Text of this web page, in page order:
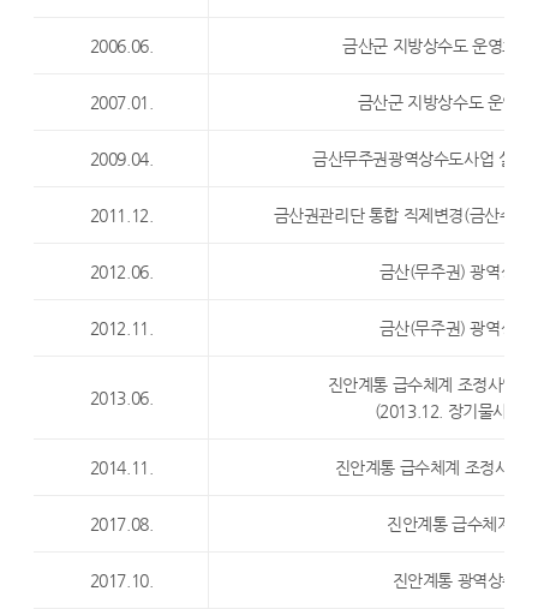
2006.06. 금산군 지방상수도 운영효
2007.01. 금산군 지방상수도 운영
2009.04. 금산무주권광역상수도사업 실시
2011.12. 금산권관리단 통합 직제변경(금산수
2012.06. 금산(무주권) 광역상수
2012.11. 금산(무주권) 광역상수
2013.06.
진안계통 급수체계 조정사업
(2013.12. 장기물사용
2014.11. 진안계통 급수체계 조정사업
2017.08. 진안계통 급수체계조
2017.10. 진안계통 광역상수